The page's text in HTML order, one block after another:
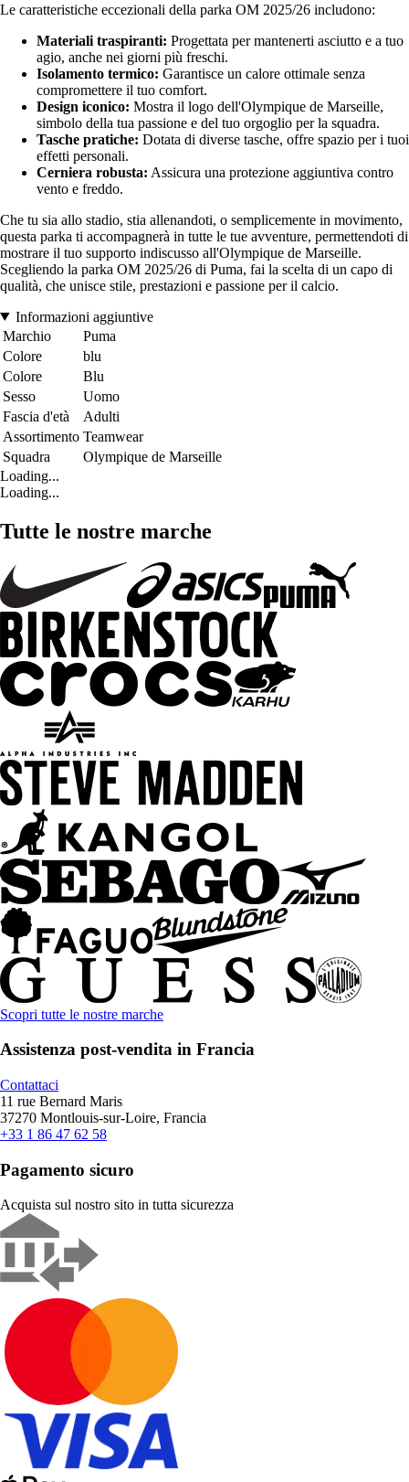
Le caratteristiche eccezionali della parka OM 2025/26 includono:
Materiali traspiranti: Progettata per mantenerti asciutto e a tuo
agio, anche nei giorni più freschi.
Isolamento termico: Garantisce un calore ottimale senza
compromettere il tuo comfort.
Design iconico: Mostra il logo dell'Olympique de Marseille,
simbolo della tua passione e del tuo orgoglio per la squadra.
Tasche pratiche: Dotata di diverse tasche, offre spazio per i tuoi
effetti personali.
Cerniera robusta: Assicura una protezione aggiuntiva contro
vento e freddo.
Che tu sia allo stadio, stia allenandoti, o semplicemente in movimento,
questa parka ti accompagnerà in tutte le tue avventure, permettendoti di
mostrare il tuo supporto indiscusso all'Olympique de Marseille.
Scegliendo la parka OM 2025/26 di Puma, fai la scelta di un capo di
qualità, che unisce stile, prestazioni e passione per il calcio.
Informazioni aggiuntive
Marchio
Puma
Colore
blu
Colore
Blu
Sesso
Uomo
Fascia d'età
Adulti
Assortimento Teamwear
Squadra
Olympique de Marseille
Loading...
Loading...
Tutte le nostre marche
Scopri tutte le nostre marche
Assistenza post-vendita in Francia
Contattaci
11 rue Bernard Maris
37270 Montlouis-sur-Loire, Francia
+33 1 86 47 62 58
Pagamento sicuro
Acquista sul nostro sito in tutta sicurezza